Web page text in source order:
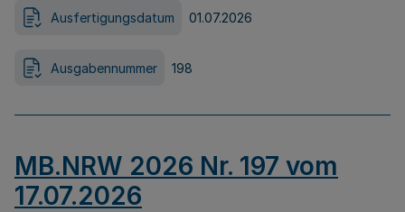
Ausfertigungsdatum 01.07.2026
Ausgabennummer 198
MB.NRW 2026 Nr. 197 vom
17.07.2026